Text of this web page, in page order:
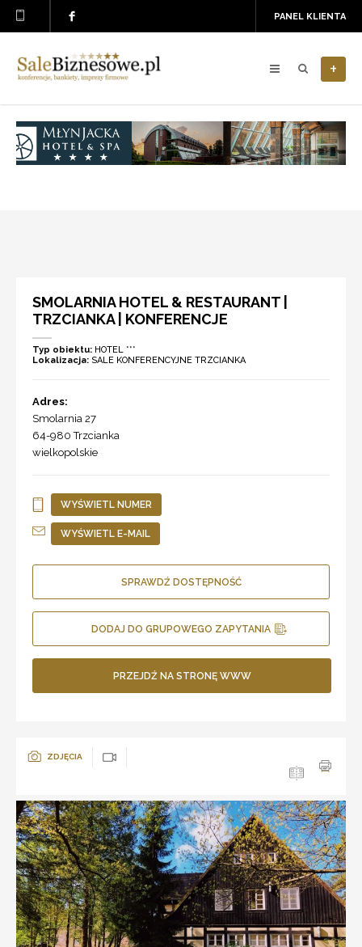
PANEL KLIENTA
+
SMOLARNIA HOTEL & RESTAURANT |
TRZCIANKA | KONFERENCJE
Typ obiektu: HOTEL ***
Lokalizacja: SALE KONFERENCYJNE TRZCIANKA
Adres:
Smolarnia 27
64-980Trzcianka
wielkopolskie
WYŚWIETL NUMER
WYŚWIETL E-MAIL
SPRAWDŹ DOSTĘPNOŚĆ
DODAJ DO GRUPOWEGO ZAPYTANIA
PRZEJDŹ NA STRONĘ WWW
ZDJĘCIA